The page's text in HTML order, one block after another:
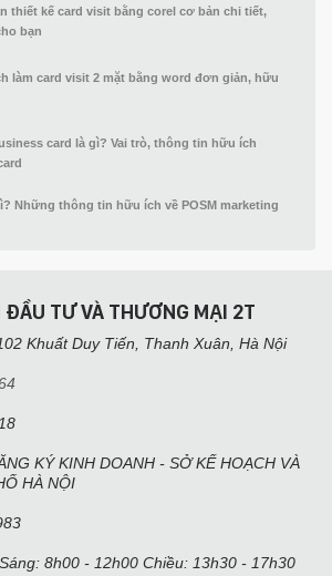
thiết kế card visit bằng corel cơ bản chi tiết,
bạn
làm card visit 2 mặt bằng word đơn giản, hữu
card là gì? Vai trò, thông tin hữu ích
Những thông tin hữu ích về POSM marketing
ĐẦU TƯ VÀ THƯƠNG MẠI 2T
Khuất Duy Tiến, Thanh Xuân, Hà Nội​
KÝ KINH DOANH - SỞ KẾ HOẠCH VÀ
HÀ NỘI
8h00 - 12h00 Chiều: 13h30 - 17h30